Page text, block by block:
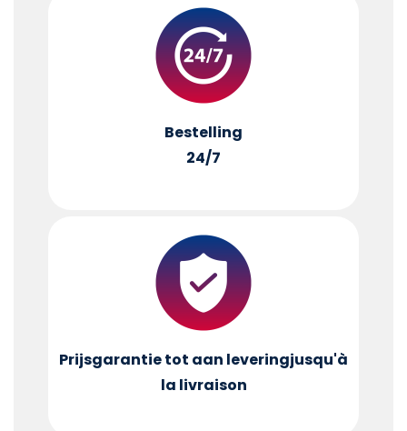
Bestelling
24/7
Prijsgarantie tot aan leveringjusqu'à
la livraison